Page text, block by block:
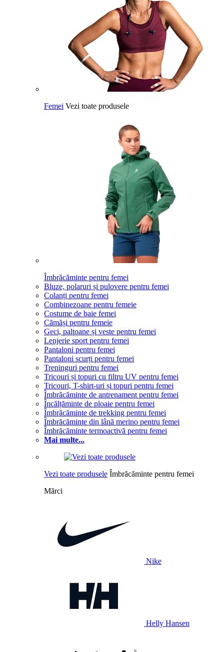
Femei Vezi toate produsele
Îmbrăcăminte pentru femei
Bluze, polaruri și pulovere pentru femei
Colanți pentru femei
Combinezoane pentru femeie
Costume de baie femei
Cămăși pentru femeie
Geci, paltoane și veste pentru femei
Lenjerie sport pentru femei
Pantaloni pentru femei
Pantaloni scurți pentru femei
Treninguri pentru femei
Tricouri și topuri cu filtru UV pentru femei
Tricouri, T-shirt-uri și topuri pentru femei
Îmbrăcăminte de antrenament pentru femei
Încălțăminte de ploaie pentru femei
Îmbrăcăminte de trekking pentru femei
Îmbrăcăminte din lână merino pentru femei
Îmbrăcăminte termoactivă pentru femei
Mai multe...
Vezi toate produsele Îmbrăcăminte pentru femei
Mărci
Nike
Helly Hansen